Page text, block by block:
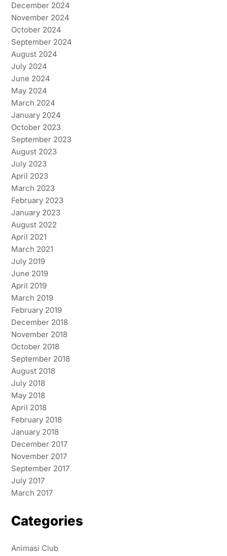
December 2024
November 2024
October 2024
September 2024
August 2024
July 2024
June 2024
May 2024
March 2024
January 2024
October 2023
September 2023
August 2023
July 2023
April 2023
March 2023
February 2023
January 2023
August 2022
April 2021
March 2021
July 2019
June 2019
April 2019
March 2019
February 2019
December 2018
November 2018
October 2018
September 2018
August 2018
July 2018
May 2018
April 2018
February 2018
January 2018
December 2017
November 2017
September 2017
July 2017
March 2017
Categories
Animasi Club